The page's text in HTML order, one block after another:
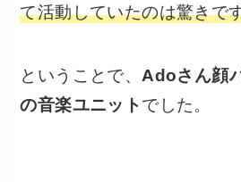
て活動していたのは驚きで
ということで、 Adoさん顔
の音楽ユニットでした。